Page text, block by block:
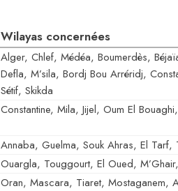
Wilayas concernées
Alger, Chlef, Médéa, Boumerdès,
Defla, M’sila, Bordj Bou Arréridj,
Sétif, Skikda
Constantine, Mila, Jijel, Oum El
Annaba, Guelma, Souk Ahras, El Tarf,
Ouargla, Touggourt, El Oued,
Oran, Mascara, Tiaret, Mostaganem,